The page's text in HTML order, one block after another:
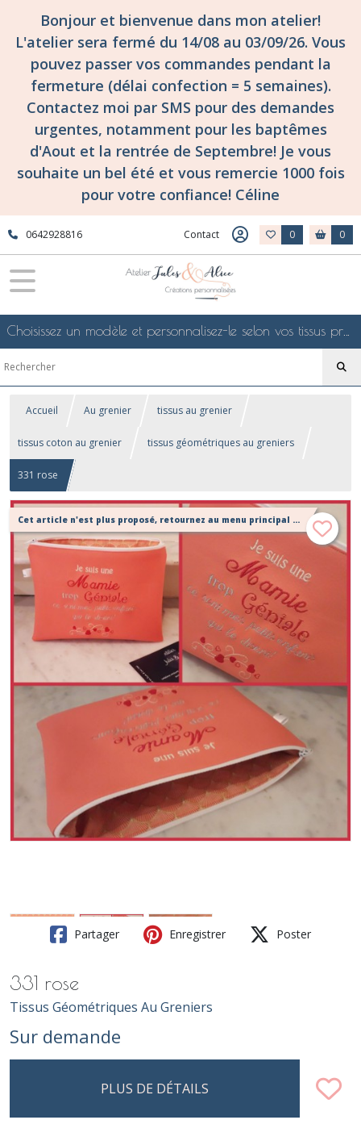
Bonjour et bienvenue dans mon atelier!
L'atelier sera fermé du 14/08 au 03/09/26. Vous
pouvez passer vos commandes pendant la
fermeture (délai confection = 5 semaines).
Contactez moi par SMS pour des demandes
urgentes, notamment pour les baptêmes
d'Aout et la rentrée de Septembre! Je vous
souhaite un bel été et vous remercie 1000 fois
pour votre confiance! Céline
0642928816 Contact 0 0
Choisissez un modèle et personnalisez-le selon vos tissus préférés de mes collections en ligne, je le confectionnerai selon vos souhaits
Accueil Au grenier tissus au grenier
tissus coton au grenier tissus géométriques au greniers
331 rose
Cet article n'est plus proposé, retournez au menu principal ou contactez moi!
Partager Enregistrer Poster
331 rose
Tissus Géométriques Au Greniers
Sur demande
PLUS DE DÉTAILS